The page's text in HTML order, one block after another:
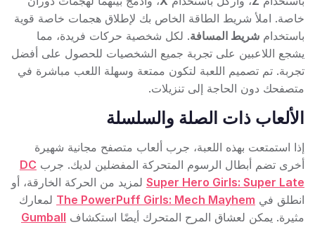
خاصة. املأ شريط الطاقة الخاص بك لإطلاق هجمات خاصة قوية
باستخدام شريط المسافة. لكل شخصية حركات فريدة، مما
يشجع اللاعبين على تجربة جميع الشخصيات للحصول على أفضل
تجربة. تم تصميم اللعبة لتكون ممتعة وسهلة اللعب مباشرة في
متصفحك دون الحاجة إلى تنزيلات.
الألعاب ذات الصلة والسلسلة
إذا استمتعت بهذه اللعبة، جرب ألعاب متصفح مجانية شهيرة
أخرى تضم أبطال الرسوم المتحركة المفضلين لديك. جرب DC
Super Hero Girls: Super Late لمزيد من الحركة الخارقة، أو
انطلق في The PowerPuff Girls: Mech Mayhem لمعارك
مثيرة. يمكن لعشاق المرح المتحرك أيضًا استكشاف Gumball